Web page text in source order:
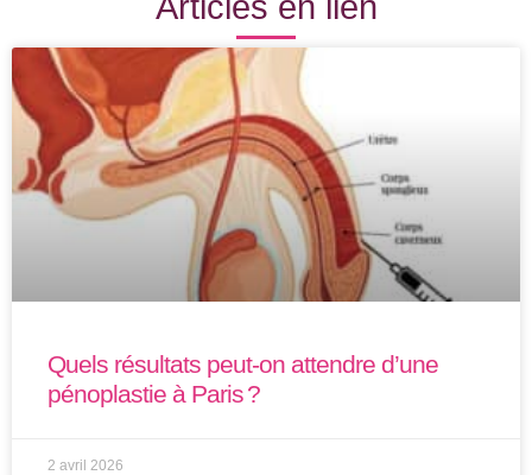
Quels résultats peut-on attendre d’une
pénoplastie à Paris ?
2 avril 2026